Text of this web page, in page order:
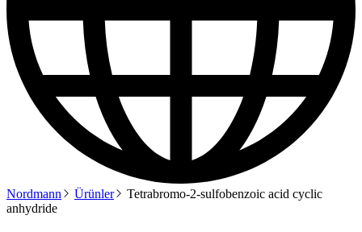
Nordmann Ürünler
Tetrabromo-2-sulfobenzoic acid cyclic
anhydride